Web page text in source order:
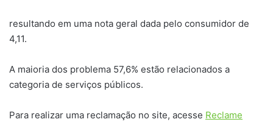
resultando em uma nota geral dada pelo consumidor de
4,11.
A maioria dos problema 57,6% estão relacionados a
categoria de serviços públicos.
Para realizar uma reclamação no site, acesse Reclame